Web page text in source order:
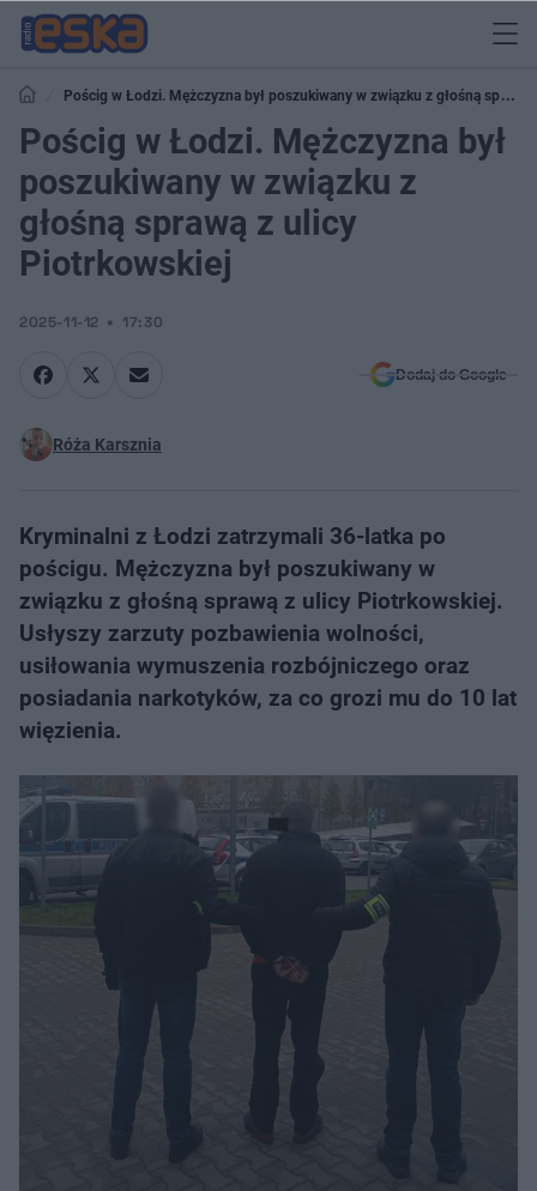
Pościg w Łodzi. Mężczyzna był poszukiwany w związku z głośną sprawą
z ulicy Piotrkowskiej
Pościg w Łodzi. Mężczyzna był
poszukiwany w związku z
głośną sprawą z ulicy
Piotrkowskiej
2025-11-12 17:30
Dodaj do Google
Róża Karsznia
Kryminalni z Łodzi zatrzymali 36-latka po
pościgu. Mężczyzna był poszukiwany w
związku z głośną sprawą z ulicy Piotrkowskiej.
Usłyszy zarzuty pozbawienia wolności,
usiłowania wymuszenia rozbójniczego oraz
posiadania narkotyków, za co grozi mu do 10 lat
więzienia.